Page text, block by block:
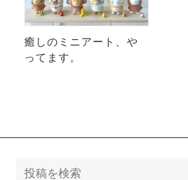
癒しのミニアート、や
ってます。